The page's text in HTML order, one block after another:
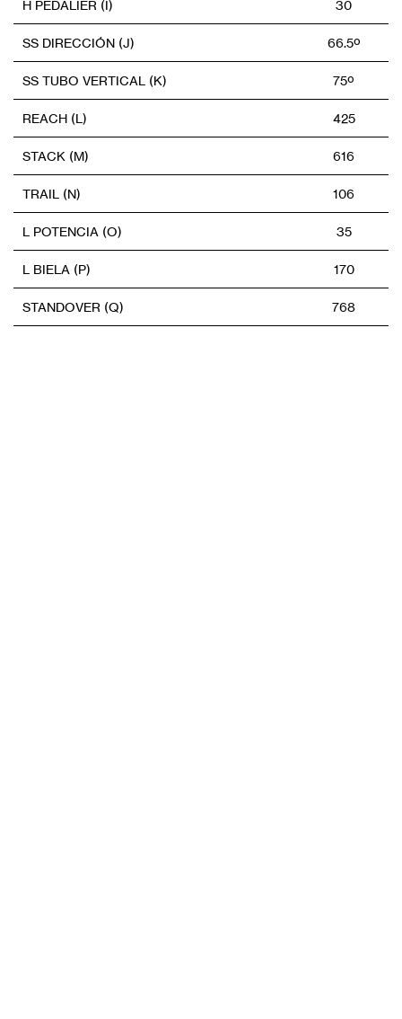
H PEDALIER (I) 30
SS DIRECCIÓN (J) 66.5º
SS TUBO VERTICAL (K) 75º
REACH (L) 425
STACK (M) 616
TRAIL (N) 106
L POTENCIA (O) 35
L BIELA (P) 170
STANDOVER (Q) 768